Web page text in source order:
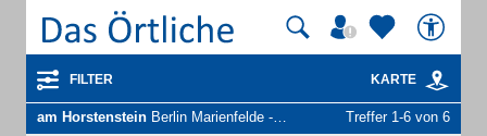
FILTER KARTE
am Horstenstein Berlin Marienfelde - Unternehmen und Personen Treffer 1-6 von 6